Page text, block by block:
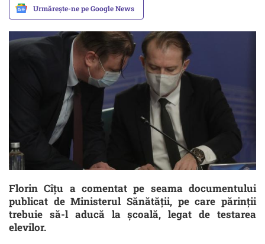
Urmărește-ne pe Google News
Florin Cîţu a comentat pe seama documentului
publicat de Ministerul Sănătăţii, pe care părinţii
trebuie să-l aducă la şcoală, legat de testarea
elevilor.